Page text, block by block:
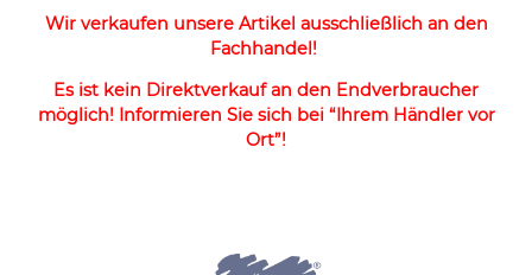
Wir verkaufen unsere Artikel ausschließlich an den
Fachhandel!
Es ist kein Direktverkauf an den Endverbraucher
möglich! Informieren Sie sich bei “Ihrem Händler vor
Ort”!